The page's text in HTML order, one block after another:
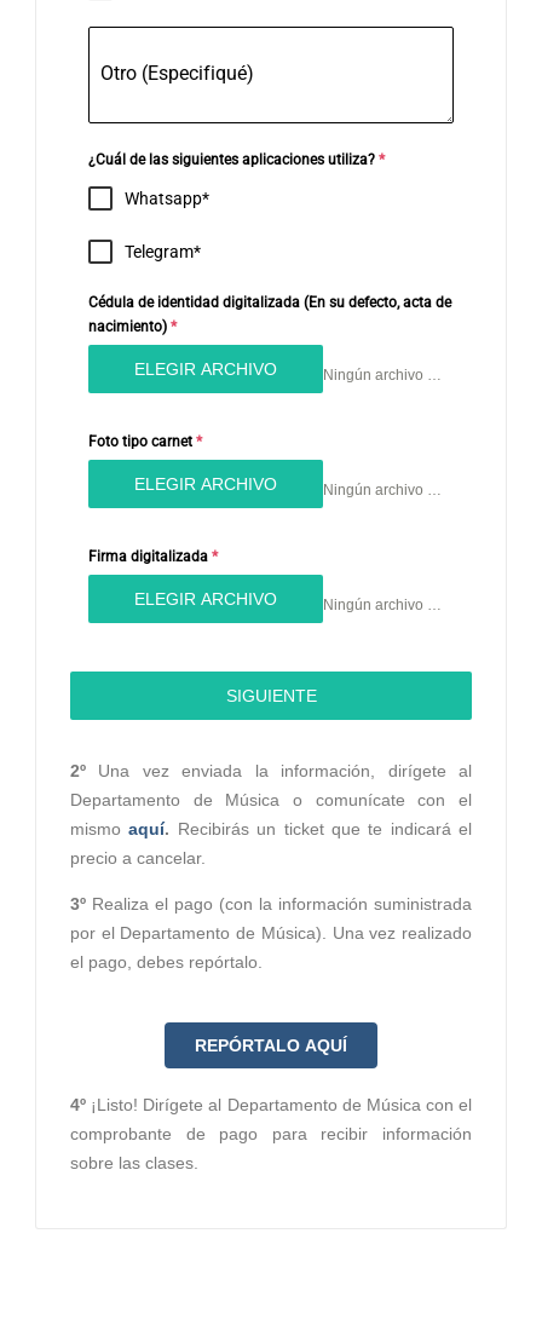
Otro (Especifiqué)
¿Cuál de las siguientes aplicaciones utiliza? *
Whatsapp
Telegram
Cédula de identidad digitalizada (En su defecto, acta de
nacimiento) *
ELEGIR ARCHIVO Ningún archivo seleccionado
Foto tipo carnet *
ELEGIR ARCHIVO Ningún archivo seleccionado
Firma digitalizada *
ELEGIR ARCHIVO Ningún archivo seleccionado
SIGUIENTE
2º Una vez enviada la información, dirígete al
Departamento de Música o comunícate con el
mismoaquí. Recibirás un ticket que te indicará el
precio a cancelar.
3º Realiza el pago (con la información suministrada
por el Departamento de Música). Una vez realizado
el pago, debes repórtalo.
REPÓRTALO AQUÍ
4º ¡Listo! Dirígete al Departamento de Música con el
comprobante de pago para recibir información
sobre las clases.